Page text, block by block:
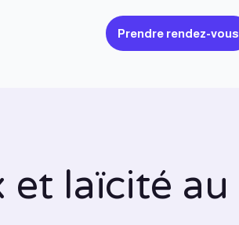
Prendre rendez-vous
laïcité au